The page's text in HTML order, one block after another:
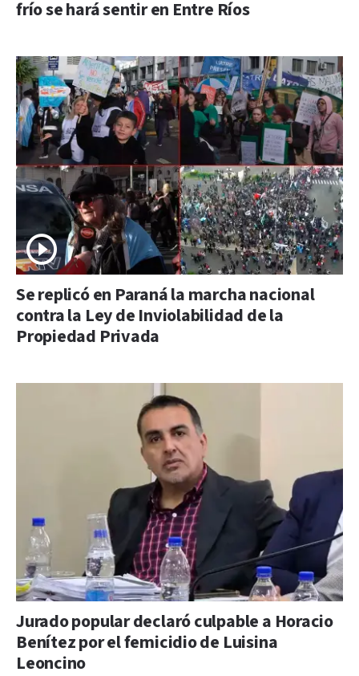
frío se hará sentir en Entre Ríos
Se replicó en Paraná la marcha nacional
contra la Ley de Inviolabilidad de la
Propiedad Privada
Jurado popular declaró culpable a Horacio
Benítez por el femicidio de Luisina
Leoncino